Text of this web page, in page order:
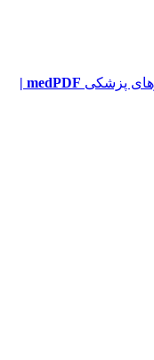
medPDF |